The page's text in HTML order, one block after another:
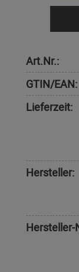
Art.Nr.:
GTIN/EAN:
Lieferzeit:
Hersteller:
Hersteller-